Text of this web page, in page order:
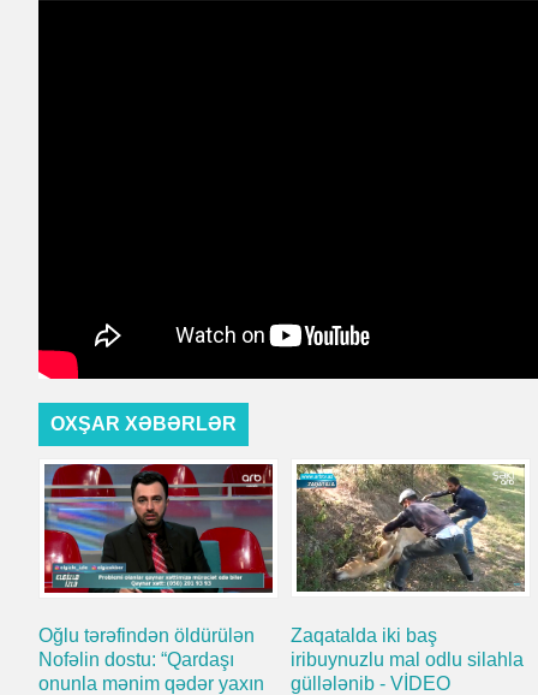
OXŞAR XƏBƏRLƏR
Oğlu tərəfindən öldürülən
Nofəlin dostu: “Qardaşı
onunla mənim qədər yaxın
Zaqatalda iki baş
iribuynuzlu mal odlu silahla
güllələnib - VİDEO